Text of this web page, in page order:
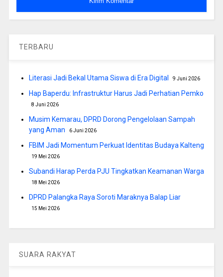
TERBARU
Literasi Jadi Bekal Utama Siswa di Era Digital 9 Juni 2026
Hap Baperdu: Infrastruktur Harus Jadi Perhatian Pemko
8 Juni 2026
Musim Kemarau, DPRD Dorong Pengelolaan Sampah
yang Aman
6 Juni 2026
FBIM Jadi Momentum Perkuat Identitas Budaya Kalteng
19 Mei 2026
Subandi Harap Perda PJU Tingkatkan Keamanan Warga
18 Mei 2026
DPRD Palangka Raya Soroti Maraknya Balap Liar
15 Mei 2026
SUARA RAKYAT